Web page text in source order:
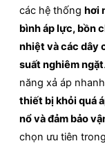
các hệ thống hơi
bình áp lực, bồn
nhiệt và các dây
suất nghiêm ngặt
năng xả áp
thiết bị khỏi quá
nổ và đảm bảo
chọn ưu tiên